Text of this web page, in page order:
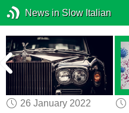
News in Slow Italian
26 January 2022